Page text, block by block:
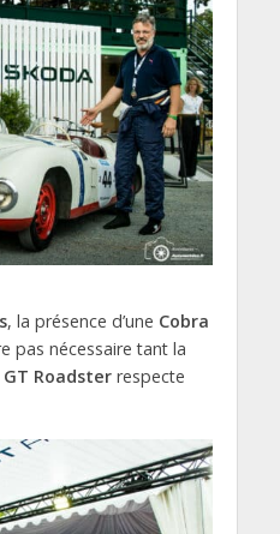
, la présence d’une Cobra
pas nécessaire tant la
GT Roadsterrespecte